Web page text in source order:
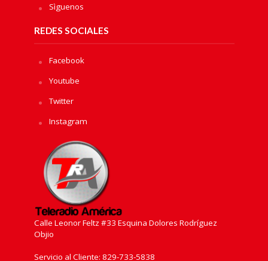
Sìguenos
REDES SOCIALES
Facebook
Youtube
Twitter
Instagram
Calle Leonor Feltz #33 Esquina Dolores Rodríguez
Objio
Servicio al Cliente: 829-733-5838